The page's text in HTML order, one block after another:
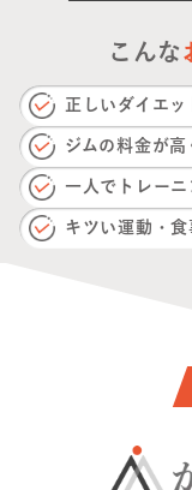
こんな
正しいダイエ
ジムの料金が
一人でトレー
キツい運動・